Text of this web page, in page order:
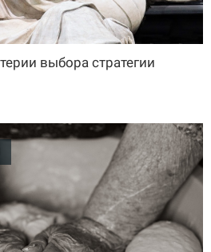
выбора стратегии